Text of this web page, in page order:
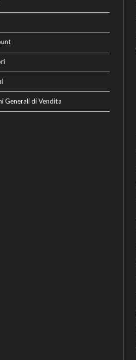
Generali di Vendita